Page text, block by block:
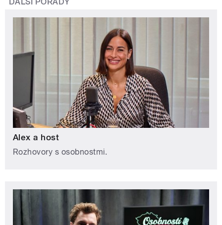
DALŠÍ POŘADY
Alex a host
Rozhovory s osobnostmi.